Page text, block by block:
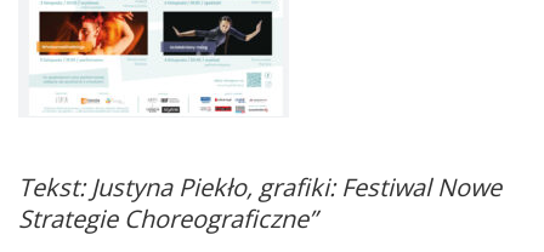
Tekst: Justyna Piekło, grafiki: Festiwal Nowe
Strategie Choreograficzne”